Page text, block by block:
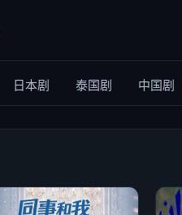
日本剧 泰国剧 中国剧